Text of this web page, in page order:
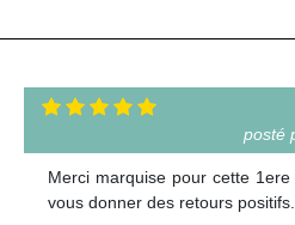
posté
Merci marquise pour cette
vous donner des retours